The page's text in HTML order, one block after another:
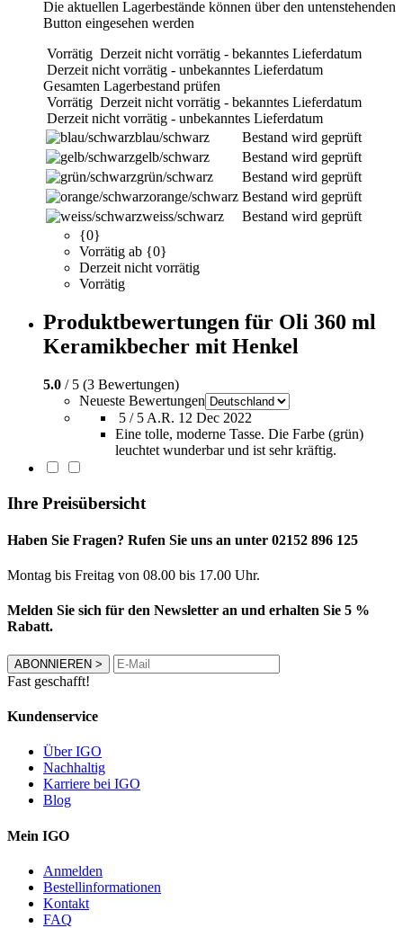
Die aktuellen Lagerbestände können über den untenstehenden
Button eingesehen werden
Vorrätig Derzeit nicht vorrätig - bekanntes Lieferdatum
Derzeit nicht vorrätig - unbekanntes Lieferdatum
Gesamten Lagerbestand prüfen
Vorrätig Derzeit nicht vorrätig - bekanntes Lieferdatum
Derzeit nicht vorrätig - unbekanntes Lieferdatum
blau/schwarz
Bestand wird geprüft
gelb/schwarz
Bestand wird geprüft
grün/schwarz
Bestand wird geprüft
orange/schwarz Bestand wird geprüft
weiss/schwarz
Bestand wird geprüft
{0}
Vorrätig ab {0}
Derzeit nicht vorrätig
Vorrätig
Produktbewertungen für Oli 360 ml
Keramikbecher mit Henkel
5.0 / 5 (3 Bewertungen)
Neueste Bewertungen
5 / 5 A.R. 12 Dec 2022
Eine tolle, moderne Tasse. Die Farbe (grün)
leuchtet wunderbar und ist sehr kräftig.
Ihre Preisübersicht
Haben Sie Fragen? Rufen Sie uns an unter 02152 896 125
Montag bis Freitag von 08.00 bis 17.00 Uhr.
Melden Sie sich für den Newsletter an und erhalten Sie 5 %
Rabatt.
ABONNIEREN >
Fast geschafft!
Kundenservice
Über IGO
Nachhaltig
Karriere bei IGO
Blog
Mein IGO
Anmelden
Bestellinformationen
Kontakt
FAQ